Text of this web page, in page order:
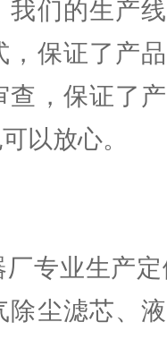
我们的生产
，保证了产
查，保证了
以放心。
厂专业生产
除尘滤芯、